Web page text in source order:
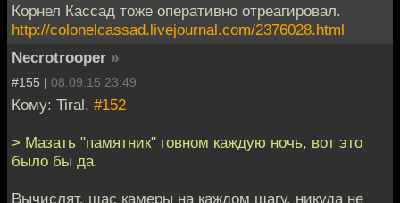
Корнел Кассад тоже оперативно отреагировал.
http://colonelcassad.livejournal.com/2376028.html
Necrotrooper »
#155 | 08.09.15 23:49
Кому: Tiral, #152
> Мазать "памятник" говном каждую ночь, вот это
было бы да.
Вычислят, щас камеры на каждом шагу, никуда не